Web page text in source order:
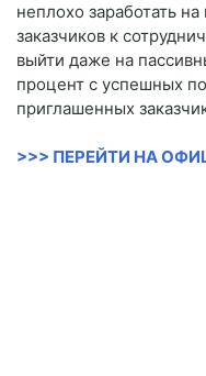
неплохо заработать
заказчиков к
выйти даже на
процент с успешных
приглашенных
>>> ПЕРЕЙТИ НА